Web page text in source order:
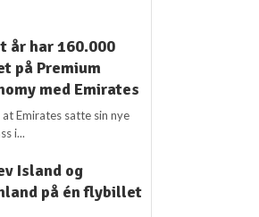
år har 160.000
på Premium
med Emirates
Emirates satte sin nye
i...
Island og
på én flybillet